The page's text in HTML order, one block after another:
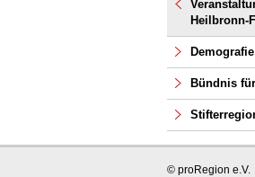
Heilbronn-
Demografie
Bündnis
© proRegion e.V.